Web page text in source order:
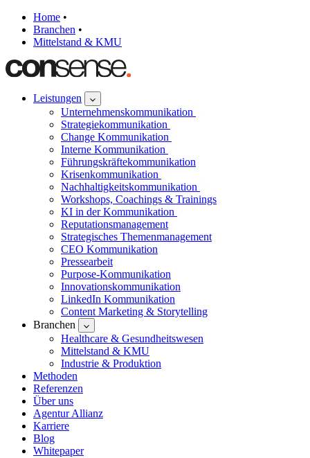
Home •
Branchen •
Mittelstand & KMU
Leistungen
Unternehmenskommunikation
Strategiekommunikation
Change Kommunikation
Interne Kommunikation
Führungskräftekommunikation
Krisenkommunikation
Nachhaltigkeitskommunikation
Workshops, Coachings & Trainings
KI in der Kommunikation
Reputationsmanagement
Strategisches Themenmanagement
CEO Kommunikation
Pressearbeit
Purpose-Kommunikation
Innovationskommunikation
LinkedIn Kommunikation
Content Marketing & Storytelling
Branchen
Healthcare & Gesundheitswesen
Mittelstand & KMU
Industrie & Produktion
Methoden
Referenzen
Über uns
Agentur Allianz
Karriere
Blog
Whitepaper